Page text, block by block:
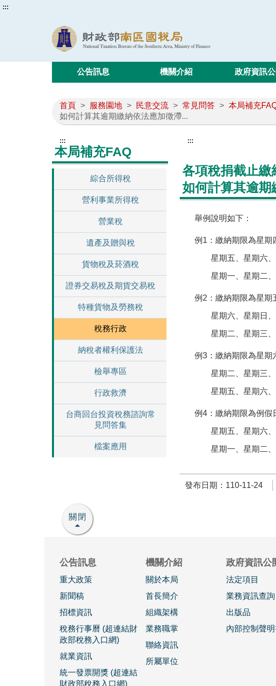
:::
公告訊息 機關介紹 政府資訊
首頁 > 服務園地 > 民意交流 > 常見問答 > 本局補充
如何計算其逾期繳納依法應加徵滯...
:::
本局補充FAQ
綜合所得稅
營利事業所得稅
營業稅
遺產及贈與稅
貨物稅及菸酒稅
證券交易稅及期貨交易稅
特種貨物及勞務稅
稅務行政
納稅者權利保護法
檢舉專區
行政救濟
台商回台投資稅務諮詢常
見問答集
檔案應用
:::
各項稅捐截止繳
如何計算其逾期
舉例說明如下：
例1：繳納期限為星期
星期五、星期六、
星期一、星期二、
例2：繳納期限為星期
星期六、星期日、
星期二、星期三、
例3：繳納期限為星期
星期二、星期三、
星期五、星期六、
例4：繳納期限為例假
星期五、星期六、
星期一、星期二、
發布日期：110-11-24
關閉
公告訊息
重大政策
新聞稿
招標資訊
稅務行事曆 (超連結財
政部稅務入口網)
就業資訊
統一發票開獎 (超連結
財政部稅務入口網)
機關介紹
關於本局
首長簡介
組織架構
業務職掌
聯絡資訊
所屬單位
政府資訊公
法定項目
業務資訊查詢
出版品
內部控制聲